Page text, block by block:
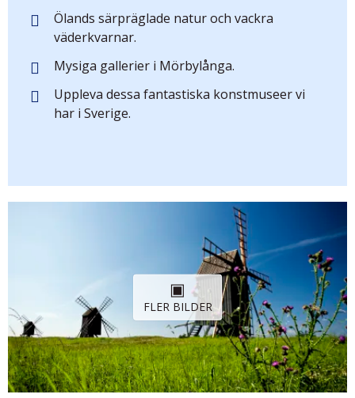
Ölands särpräglade natur och vackra
väderkvarnar.
Mysiga gallerier i Mörbylånga.
Uppleva dessa fantastiska konstmuseer vi
har i Sverige.
FLER BILDER